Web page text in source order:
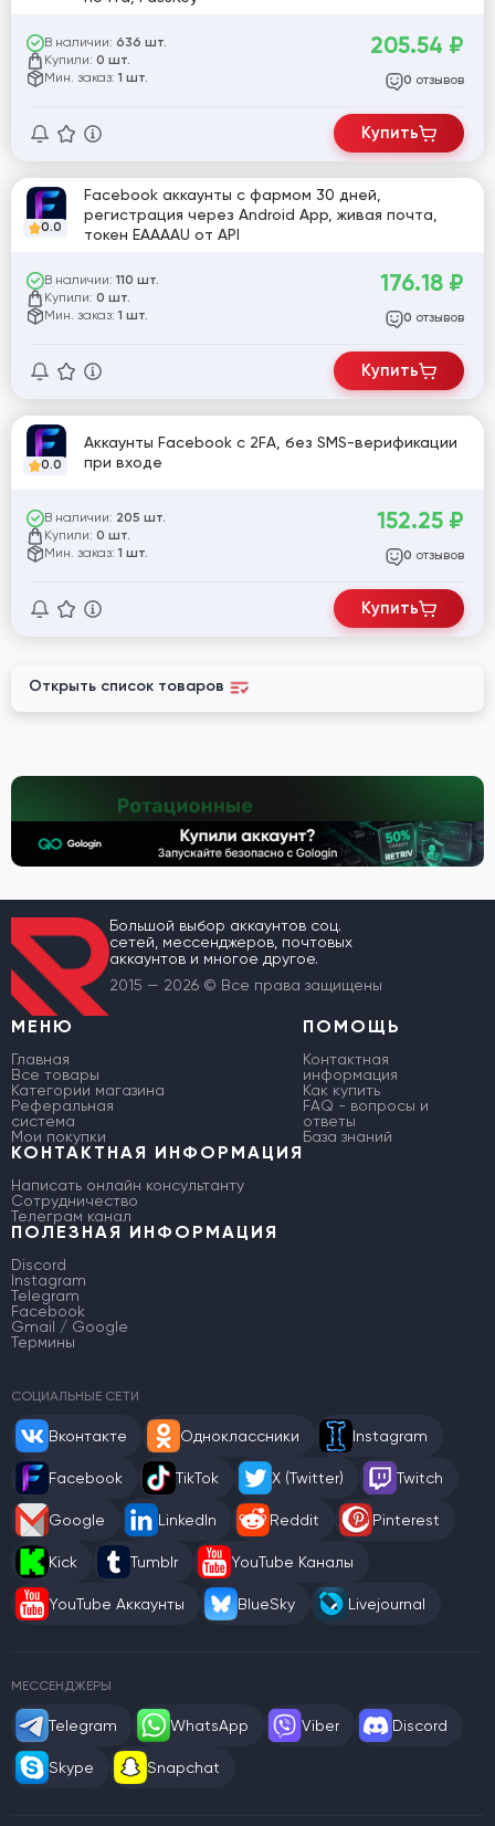
В наличии: 636 шт.
Купили: 0 шт.
Мин. заказ: 1 шт.
205.54 ₽
0 отзывов
Купить
0.0
Facebook аккаунты с фармом 30 дней,
регистрация через Android App, живая почта,
токен EAAAAU от API
В наличии: 110 шт.
Купили: 0 шт.
Мин. заказ: 1 шт.
176.18 ₽
0 отзывов
Купить
0.0
Аккаунты Facebook с 2FA, без SMS-верификации
при входе
В наличии: 205 шт.
Купили: 0 шт.
Мин. заказ: 1 шт.
152.25 ₽
0 отзывов
Купить
Открыть список товаров
Большой выбор аккаунтов соц.
сетей, мессенджеров, почтовых
аккаунтов и многое другое.
2015 — 2026 © Все права защищены
МЕНЮ
Главная
Все товары
Категории магазина
Реферальная
система
Мои покупки
ПОМОЩЬ
Контактная
информация
Как купить
FAQ - вопросы и
ответы
База знаний
КОНТАКТНАЯ ИНФОРМАЦИЯ
Написать онлайн консультанту
Сотрудничество
Телеграм канал
ПОЛЕЗНАЯ ИНФОРМАЦИЯ
Discord
Instagram
Telegram
Facebook
Gmail / Google
Термины
СОЦИАЛЬНЫЕ СЕТИ
Вконтакте Одноклассники Instagram
Facebook TikTok X (Twitter) Twitch
Google LinkedIn Reddit Pinterest
Kick Tumblr YouTube Каналы
YouTube Аккаунты BlueSky Livejournal
МЕССЕНДЖЕРЫ
Telegram WhatsApp Viber Discord
Skype Snapchat